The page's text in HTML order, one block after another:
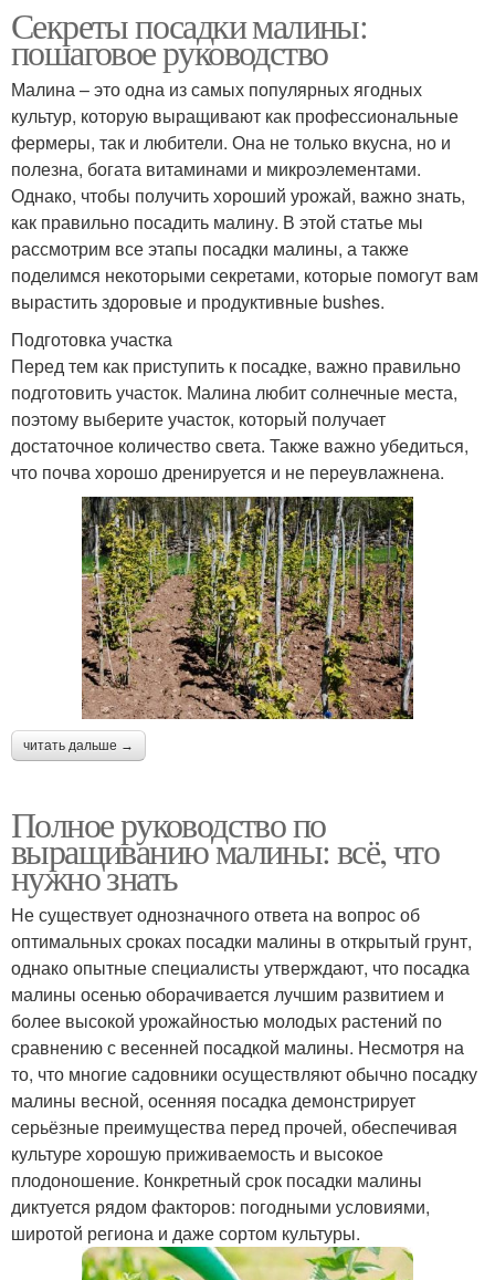
Секреты посадки малины:
пошаговое руководство
Малина – это одна из самых популярных ягодных
культур, которую выращивают как профессиональные
фермеры, так и любители. Она не только вкусна, но и
полезна, богата витаминами и микроэлементами.
Однако, чтобы получить хороший урожай, важно знать,
как правильно посадить малину. В этой статье мы
рассмотрим все этапы посадки малины, а также
поделимся некоторыми секретами, которые помогут вам
вырастить здоровые и продуктивные bushes.
Подготовка участка
Перед тем как приступить к посадке, важно правильно
подготовить участок. Малина любит солнечные места,
поэтому выберите участок, который получает
достаточное количество света. Также важно убедиться,
что почва хорошо дренируется и не переувлажнена.
читать дальше →
Полное руководство по
выращиванию малины: всё, что
нужно знать
Не существует однозначного ответа на вопрос об
оптимальных сроках посадки малины в открытый грунт,
однако опытные специалисты утверждают, что посадка
малины осенью оборачивается лучшим развитием и
более высокой урожайностью молодых растений по
сравнению с весенней посадкой малины. Несмотря на
то, что многие садовники осуществляют обычно посадку
малины весной, осенняя посадка демонстрирует
серьёзные преимущества перед прочей, обеспечивая
культуре хорошую приживаемость и высокое
плодоношение. Конкретный срок посадки малины
диктуется рядом факторов: погодными условиями,
широтой региона и даже сортом культуры.